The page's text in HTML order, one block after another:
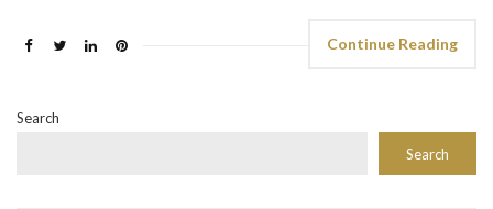
Continue Reading
Search
Search